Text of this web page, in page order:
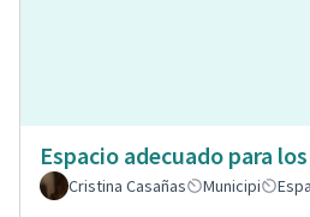
Espacio adecuado para
Cristina Casañas
Municipi